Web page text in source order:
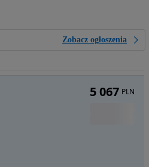
Zobacz ogłoszenia
5 067 PLN